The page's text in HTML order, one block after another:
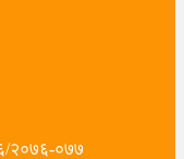
२०७६-०७७